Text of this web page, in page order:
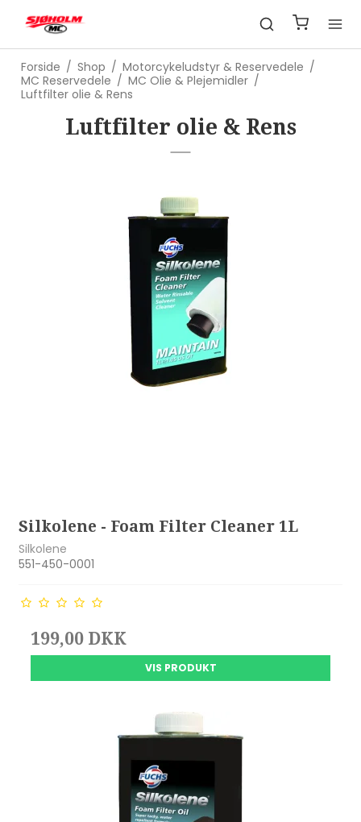
Forside / Shop / Motorcykeludstyr & Reservedele /
MC Reservedele / MC Olie & Plejemidler /
Luftfilter olie & Rens
Luftfilter olie & Rens
Silkolene - Foam Filter Cleaner 1L
Silkolene
551-450-0001
199,00 DKK
VIS PRODUKT